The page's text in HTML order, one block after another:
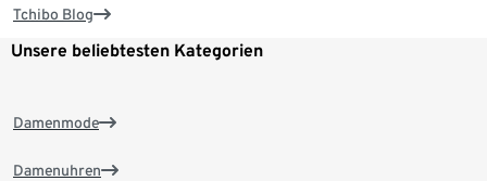
Tchibo Blog
Unsere beliebtesten Kategorien
Damenmode
Damenuhren